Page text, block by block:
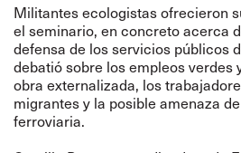
Militantes ecologistas ofrecieron
el seminario, en concreto acerca
defensa de los servicios públicos
debatió sobre los empleos verdes
obra externalizada, los
migrantes y la posible amenaza
ferroviaria.